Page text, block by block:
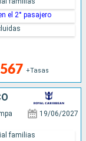
+Tasas
el 2° pasajero
19/06/2027
familias